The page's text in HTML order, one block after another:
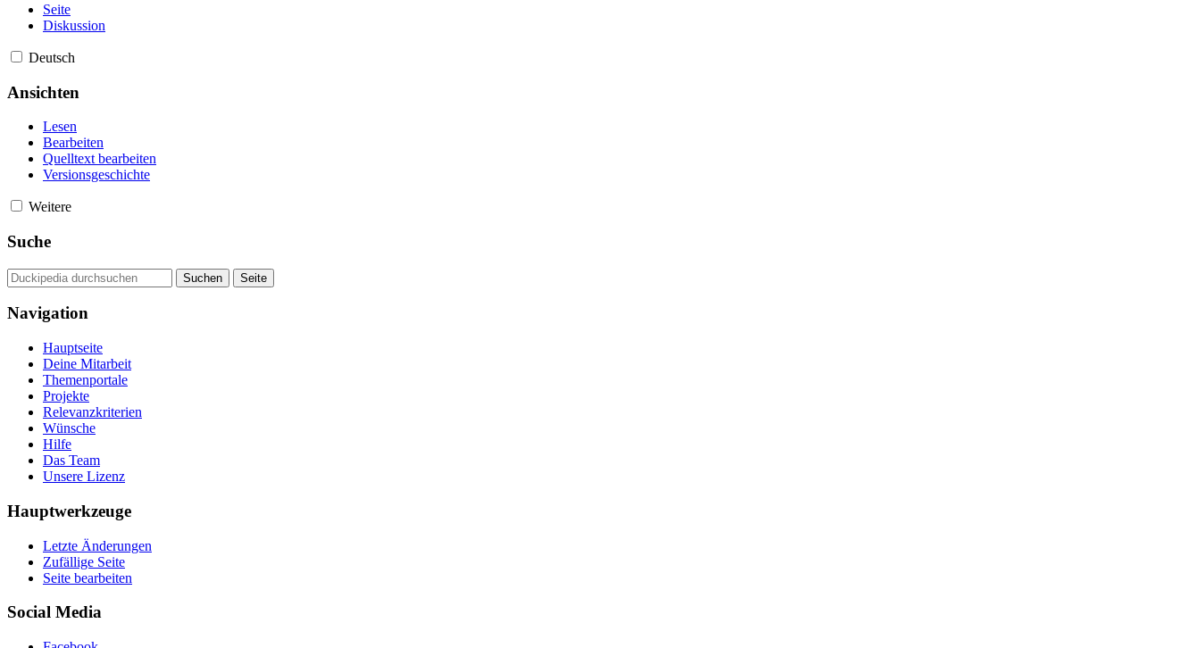
Seite
Diskussion
Deutsch
Ansichten
Lesen
Bearbeiten
Quelltext bearbeiten
Versionsgeschichte
Weitere
Suche
Navigation
Hauptseite
Deine Mitarbeit
Themenportale
Projekte
Relevanzkriterien
Wünsche
Hilfe
Das Team
Unsere Lizenz
Hauptwerkzeuge
Letzte Änderungen
Zufällige Seite
Seite bearbeiten
Social Media